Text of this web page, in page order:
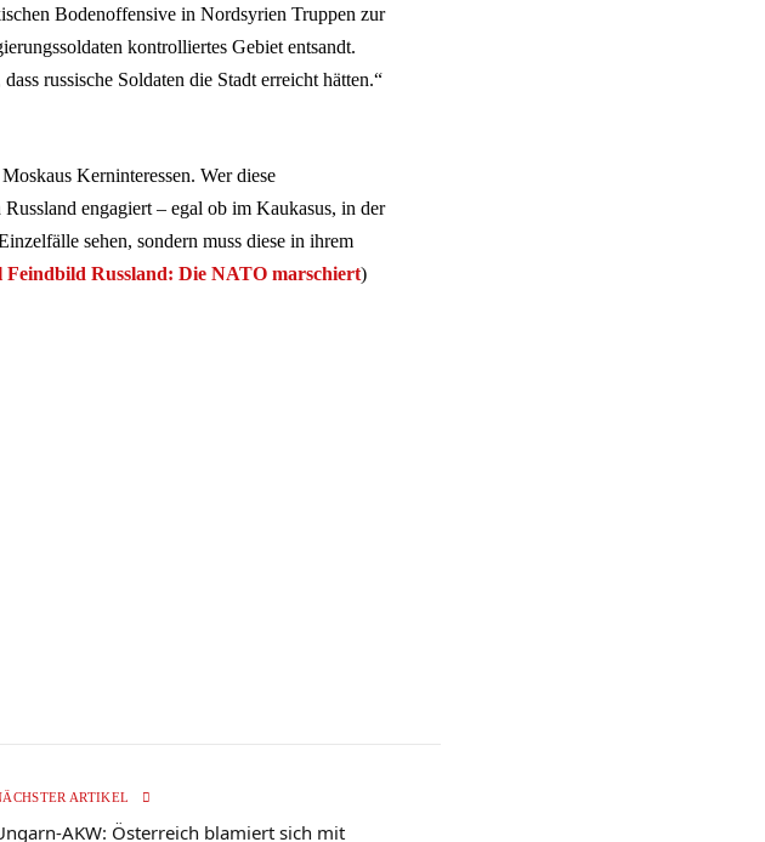
Bodenoffensive in Nordsyrien Truppen zur
kontrolliertes Gebiet entsandt.
russische Soldaten die Stadt erreicht hätten.“
Kerninteressen. Wer diese
engagiert – egal ob im Kaukasus, in der
sehen, sondern muss diese in ihrem
Feindbild Russland: Die NATO marschiert)
ARTIKEL
AKW: Österreich blamiert sich mit